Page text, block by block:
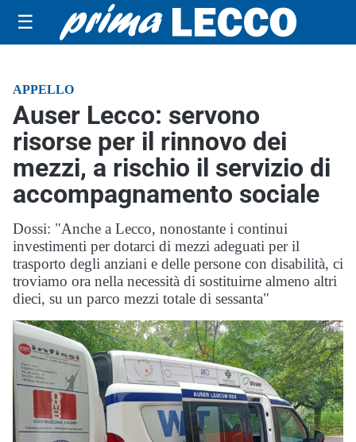
☰
APPELLO
Auser Lecco: servono
risorse per il rinnovo dei
mezzi, a rischio il servizio di
accompagnamento sociale
Dossi: "Anche a Lecco, nonostante i continui
investimenti per dotarci di mezzi adeguati per il
trasporto degli anziani e delle persone con disabilità, ci
troviamo ora nella necessità di sostituirne almeno altri
dieci, su un parco mezzi totale di sessanta"